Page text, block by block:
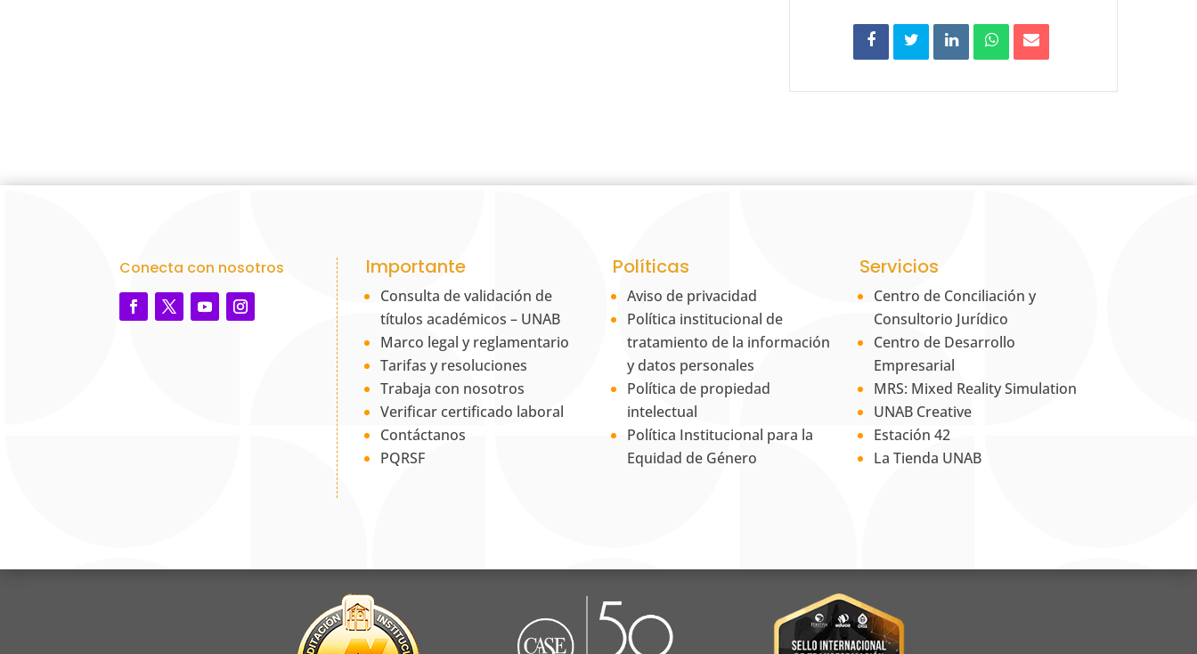
Conecta con nosotros Importante
Consulta de validación de
títulos académicos – UNAB
Marco legal y reglamentario
Tarifas y resoluciones
Trabaja con nosotros
Verificar certificado laboral
Contáctanos
PQRSF
Políticas
Aviso de privacidad
Política institucional de
tratamiento de la información
y datos personales
Política de propiedad
intelectual
Política Institucional para la
Equidad de Género
Servicios
Centro de Conciliación y
Consultorio Jurídico
Centro de Desarrollo
Empresarial
MRS: Mixed Reality Simulation
UNAB Creative
Estación 42
La Tienda UNAB